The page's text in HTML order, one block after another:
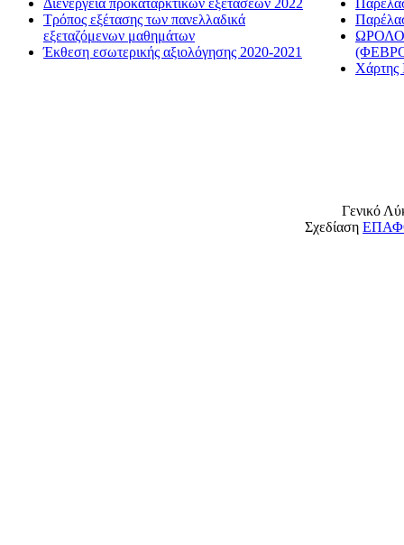
Διενέργεια προκαταρκτικών εξετάσεων 2022
Τρόπος εξέτασης των πανελλαδικά
εξεταζόμενων μαθημάτων
Έκθεση εσωτερικής αξιολόγησης 2020-2021
Χάρτης
Γενικό
Σχεδίαση